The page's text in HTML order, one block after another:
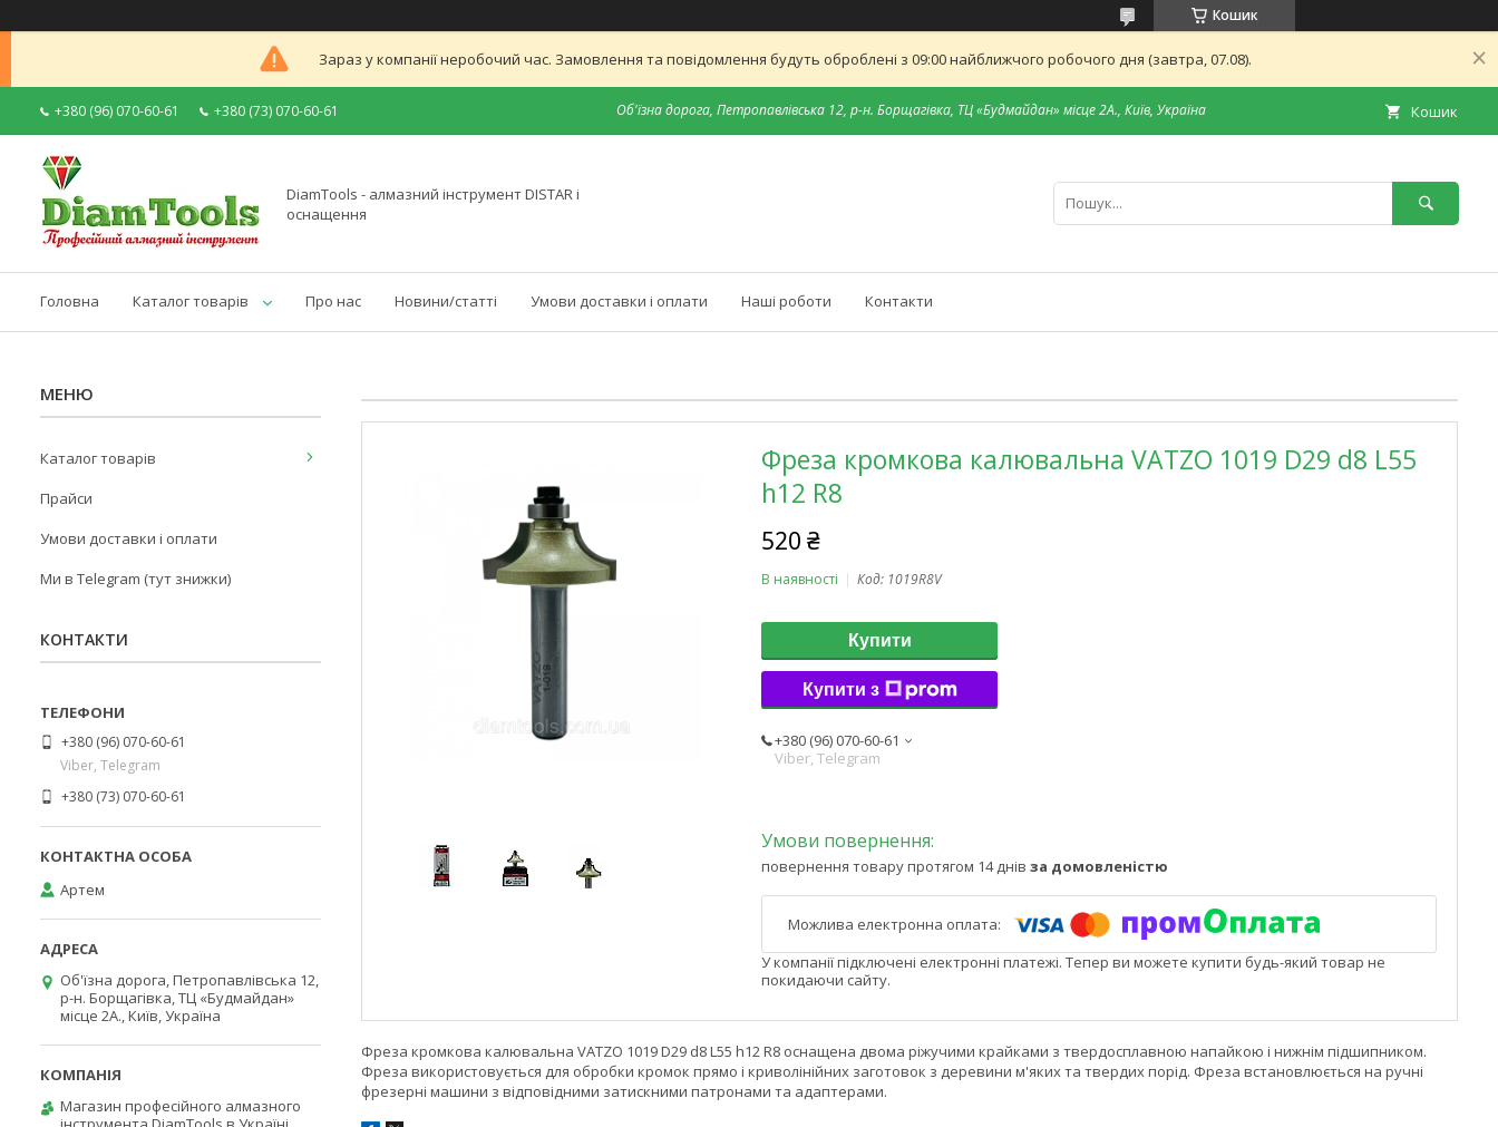
Кошик
Зараз у компанії неробочий час. Замовлення та повідомлення будуть оброблені з 09:00 найближчого робочого дня (завтра, 07.08).
+380 (96) 070-60-61 +380 (73) 070-60-61 Об'їзна дорога, Петропавлівська 12, р-н. Борщагівка, ТЦ «Будмайдан» місце 2А., Київ, Україна Кошик
DiamTools - алмазний інструмент DISTAR і
оснащення
Головна Каталог товарів Про нас Новини/статті Умови доставки і оплати Наші роботи Контакти
Фреза кромкова калювальна VATZO 1019 D29 d8 L55
h12 R8
520 ₴
В наявності Код: 1019R8V
Купити
Купити з
+380 (96) 070-60-61
Viber, Telegram
повернення товару протягом 14 днів за домовленістю
У компанії підключені електронні платежі. Тепер ви можете купити будь-який товар не
покидаючи сайту.
Фреза кромкова калювальна VATZO 1019 D29 d8 L55 h12 R8 оснащена двома ріжучими крайками з твердосплавною напайкою і нижнім підшипником.
Фреза використовується для обробки кромок прямо і криволінійних заготовок з деревини м'яких та твердих порід. Фреза встановлюється на ручні
фрезерні машини з відповідними затискними патронами та адаптерами.
Каталог товарів
Прайси
Умови доставки і оплати
Ми в Telegram (тут знижки)
КОНТАКТИ
+380 (96) 070-60-61
Viber, Telegram
+380 (73) 070-60-61
Артем
Об'їзна дорога, Петропавлівська 12,
р-н. Борщагівка, ТЦ «Будмайдан»
місце 2А., Київ, Україна
Магазин професійного алмазного